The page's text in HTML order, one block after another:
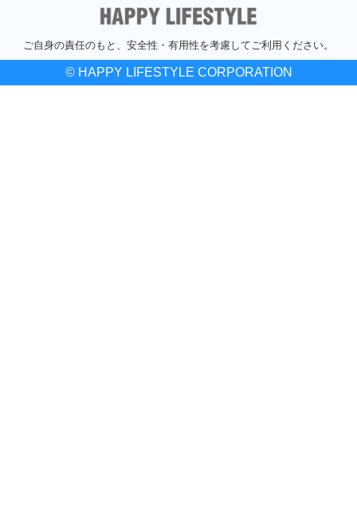
ご自身の責任のもと、安全性・有用性を考慮してご利用ください。
© HAPPY LIFESTYLE CORPORATION